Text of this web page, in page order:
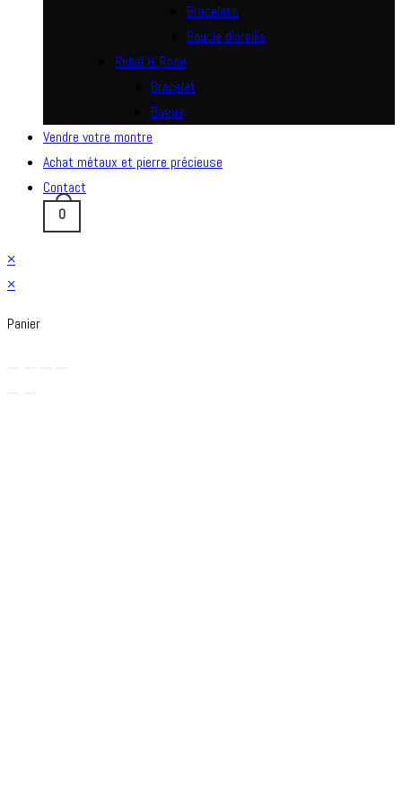
Bracelets
Boucle d’oreille
Rebel & Rose
Bracelet
Bague
Vendre votre montre
Achat métaux et pierre précieuse
Contact
0
×
×
Panier